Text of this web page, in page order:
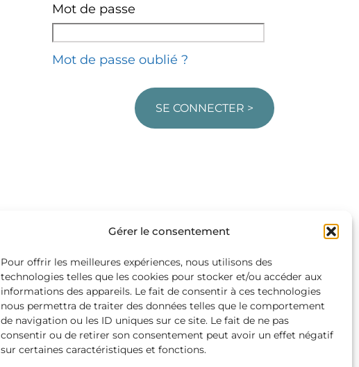
Gérer le consentement
Pour offrir les meilleures expériences, nous utilisons des
technologies telles que les cookies pour stocker et/ou accéder aux
informations des appareils. Le fait de consentir à ces technologies
nous permettra de traiter des données telles que le comportement
de navigation ou les ID uniques sur ce site. Le fait de ne pas
consentir ou de retirer son consentement peut avoir un effet négatif
sur certaines caractéristiques et fonctions.
Mot de passe
Mot de passe oublié ?
SE CONNECTER >